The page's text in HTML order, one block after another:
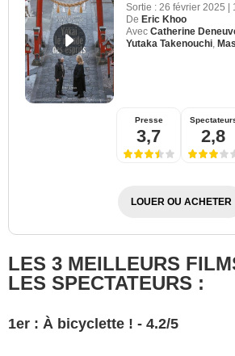
Sortie : 26 février 2025 |
De Eric Khoo
Avec Catherine
Yutaka Takenouchi
Presse
3,7 2,8
LOUER OU ACHETER
LES 3 MEILLEURS
LES SPECTATEURS :
1er : À bicyclette ! - 4.2/5